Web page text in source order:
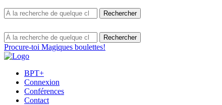
Procure-toi Magiques boulettes!
BPT+
Connexion
Conférences
Contact